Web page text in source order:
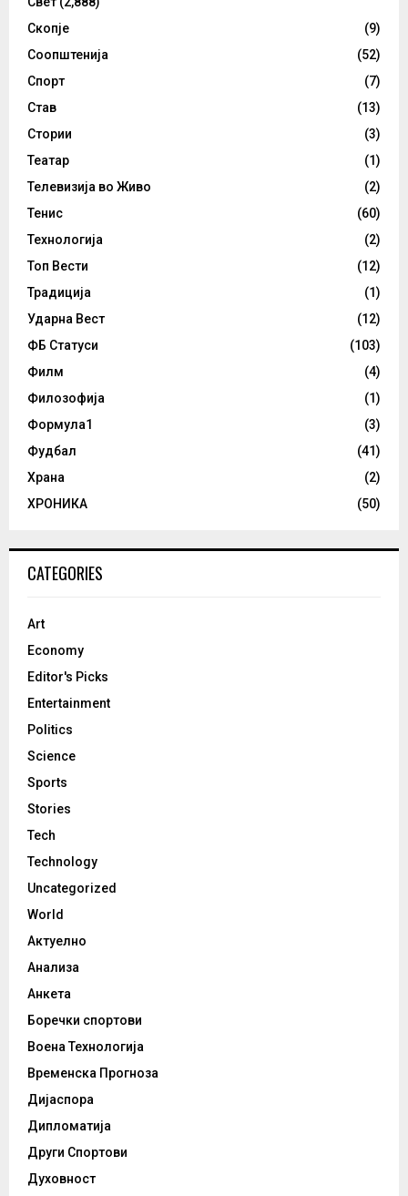
Скопје
(9)
Соопштенија
(52)
Спорт
(7)
Став
(13)
Стории
(3)
Театар
(1)
Телевизија во Живо
(2)
Тенис
(60)
Технологија
(2)
Топ Вести
(12)
Традиција
(1)
Ударна Вест
(12)
ФБ Статуси
(103)
Филм
(4)
Филозофија
(1)
Формула1
(3)
Фудбал
(41)
Храна
(2)
ХРОНИКА
(50)
CATEGORIES
Art
Economy
Editor's Picks
Entertainment
Politics
Science
Sports
Stories
Tech
Technology
Uncategorized
World
Актуелно
Анализа
Анкета
Боречки спортови
Воена Технологија
Временска Прогноза
Дијаспора
Дипломатија
Други Спортови
Духовност